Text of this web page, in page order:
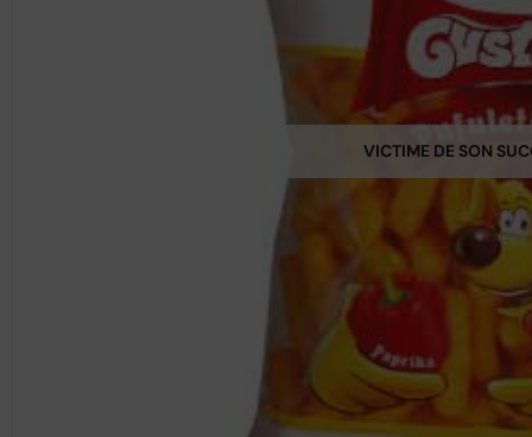
VICTIME DE SON